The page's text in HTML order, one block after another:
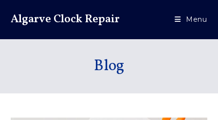
Algarve Clock Repair Menu
Blog